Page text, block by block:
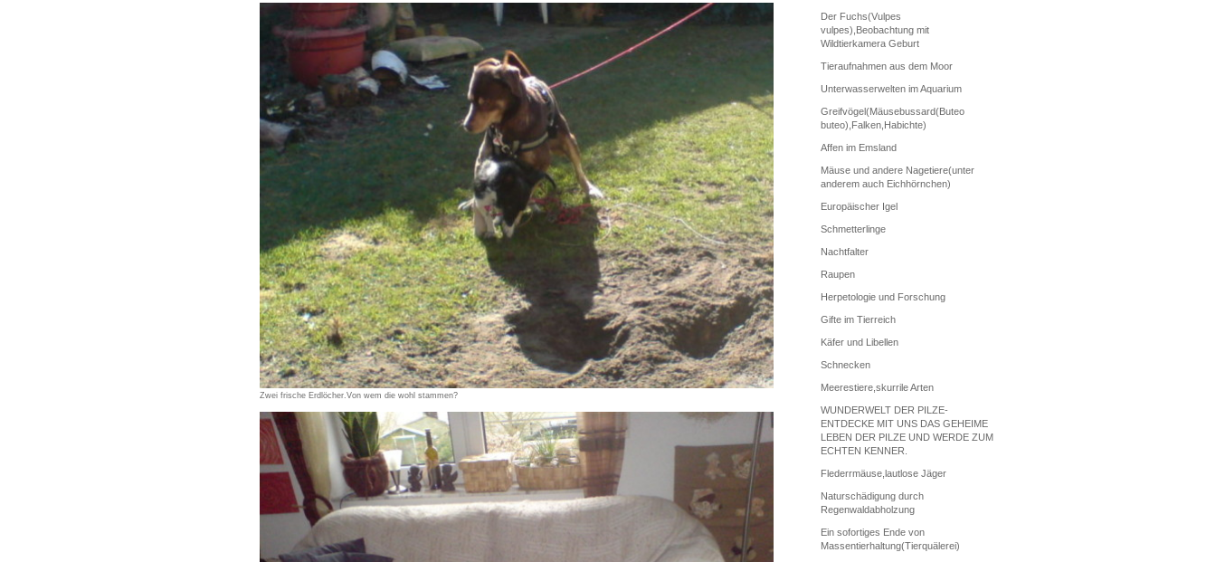
Der Fuchs(Vulpes
vulpes),Beobachtung mit
Wildtierkamera Geburt
Tieraufnahmen aus dem Moor
Unterwasserwelten im Aquarium
Greifvögel(Mäusebussard(Buteo
buteo),Falken,Habichte)
Affen im Emsland
Mäuse und andere Nagetiere(unter
anderem auch Eichhörnchen)
Europäischer Igel
Schmetterlinge
Nachtfalter
Raupen
Herpetologie und Forschung
Gifte im Tierreich
Käfer und Libellen
Schnecken
Meerestiere,skurrile Arten
WUNDERWELT DER PILZE-
ENTDECKE MIT UNS DAS GEHEIME
LEBEN DER PILZE UND WERDE ZUM
ECHTEN KENNER.
Flederrmäuse,lautlose Jäger
Naturschädigung durch
Regenwaldabholzung
Ein sofortiges Ende von
Massentierhaltung(Tierquälerei)
Zwei frische Erdlöcher.Von wem die wohl stammen?